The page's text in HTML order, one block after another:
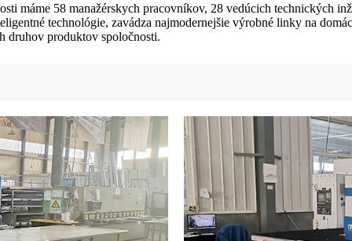
máme 58 manažérskych pracovníkov, 28 vedúcich technických
technológie, zavádza najmodernejšie výrobné linky na
druhov produktov spoločnosti.